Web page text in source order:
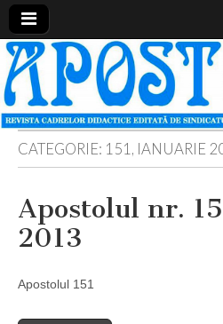
Apostolul
Revista
cadrelor
didactice
din
judetul
Neamt
CATEGORIE: 151, IANUARIE
Apostolul nr.
2013
Apostolul 151